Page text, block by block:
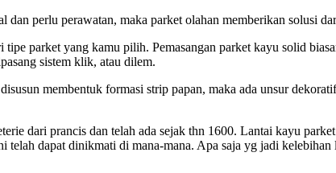
dan perlu perawatan, maka parket olahan memberikan solusi
tipe parket yang kamu pilih. Pemasangan parket kayu solid
sistem klik, atau dilem.
membentuk formasi strip papan, maka ada unsur
dari prancis dan telah ada sejak thn 1600. Lantai kayu
telah dapat dinikmati di mana-mana. Apa saja yg jadi kelebihan